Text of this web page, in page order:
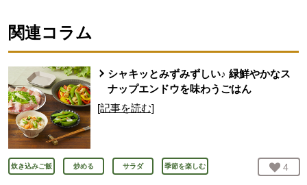
関連コラム
シャキッとみずみずしい♪ 緑鮮やかなス
ナップエンドウを味わうごはん
[記事を読む]
炊き込みご飯 炒める サラダ 季節を楽しむ お気
4